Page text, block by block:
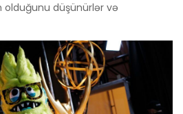
düşünürlər və